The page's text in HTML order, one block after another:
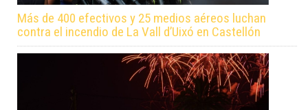
Más de 400 efectivos y 25 medios aéreos luchan
contra el incendio de La Vall d’Uixó en Castellón